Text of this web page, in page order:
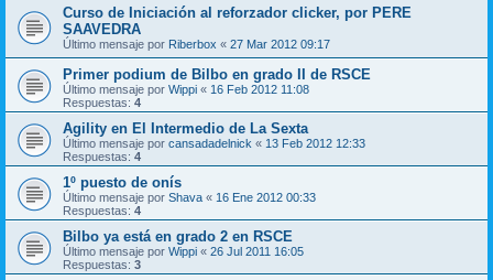
Curso de Iniciación al reforzador clicker, por PERE
SAAVEDRA
Último mensaje por Riberbox « 27 Mar 2012 09:17
Primer podium de Bilbo en grado II de RSCE
Último mensaje por Wippi « 16 Feb 2012 11:08
Respuestas: 4
Agility en El Intermedio de La Sexta
Último mensaje por cansadadelnick « 13 Feb 2012 12:33
Respuestas: 4
1º puesto de onís
Último mensaje por Shava « 16 Ene 2012 00:33
Respuestas: 4
Bilbo ya está en grado 2 en RSCE
Último mensaje por Wippi « 26 Jul 2011 16:05
Respuestas: 3